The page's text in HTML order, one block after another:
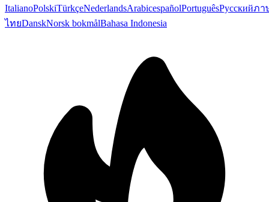
ItalianoPolskiTürkçeNederlandsArabicespañolPortuguêsРусскийภา
ไทยDanskNorsk bokmålBahasa Indonesia